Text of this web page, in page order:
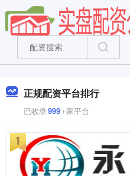
正规配资平台排行
已收录999+家平台